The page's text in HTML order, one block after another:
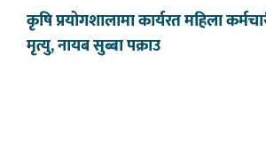
कृषि प्रयोगशालामा कार्यरत महिला
मृत्यु, नायब सुब्बा पक्राउ